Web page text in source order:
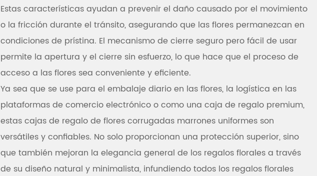
Estas características ayudan a prevenir el daño causado por el movimiento
o la fricción durante el tránsito, asegurando que las flores permanezcan en
condiciones de prístina. El mecanismo de cierre seguro pero fácil de usar
permite la apertura y el cierre sin esfuerzo, lo que hace que el proceso de
acceso a las flores sea conveniente y eficiente.
Ya sea que se use para el embalaje diario en las flores, la logística en las
plataformas de comercio electrónico o como una caja de regalo premium,
estas cajas de regalo de flores corrugadas marrones uniformes son
versátiles y confiables. No solo proporcionan una protección superior, sino
que también mejoran la elegancia general de los regalos florales a través
de su diseño natural y minimalista, infundiendo todos los regalos florales